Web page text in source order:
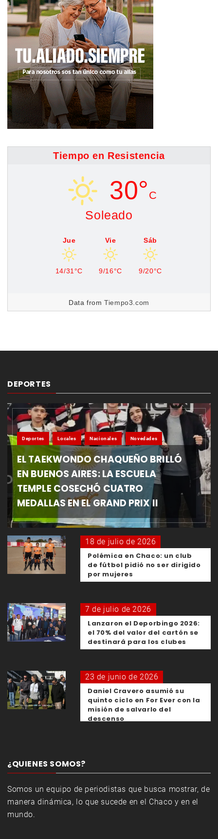
Tiempo en Resistencia
30° C
Soleado
Jue
14/31°C
Vie
9/16°C
Sáb
9/20°C
Data fromTiempo3.com
DEPORTES
Deportes Locales Nacionales Novedades
EL TAEKWONDO CHAQUEÑO BRILLÓ
EN BUENOS AIRES: LA ESCUELA
TEMPLE COSECHÓ CUATRO
MEDALLAS EN EL GRAND PRIX II
18 de julio de 2026
Polémica en Chaco: un club
de fútbol pidió no ser dirigido
por mujeres
7 de julio de 2026
Lanzaron el Deporbingo 2026:
el 70% del valor del cartón se
destinará para los clubes
23 de junio de 2026
Daniel Cravero asumió su
quinto ciclo en For Ever con la
misión de salvarlo del
descenso
¿QUIENES SOMOS?
Somos un equipo de periodistas que busca mostrar, de
manera dinámica, lo que sucede en el Chaco y en el
mundo.